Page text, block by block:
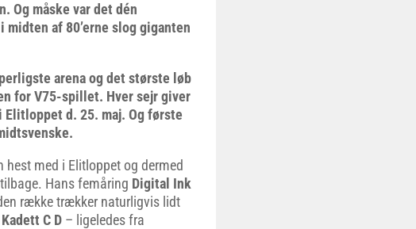
Og måske var det dén
af 80’erne slog giganten
arena og det største løb
for V75-spillet. Hver sejr giver
d. 25. maj. Og første
med i Elitloppet og dermed
Hans femåring Digital Ink
række trækker naturligvis lidt
Kadett C D – ligeledes fra